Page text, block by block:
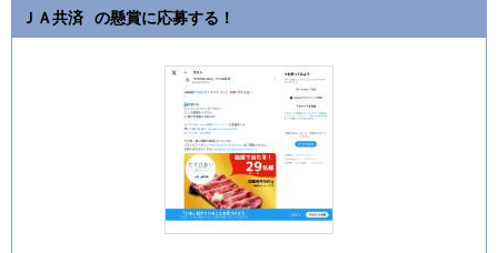
ＪＡ共済 の懸賞に応募する！